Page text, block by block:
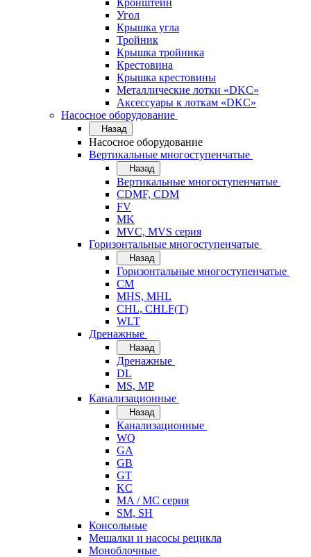
Кронштейн
Угол
Крышка угла
Тройник
Крышка тройника
Крестовина
Крышка крестовины
Металлические лотки «DKC»
Аксессуары к лоткам «DKC»
Насосное оборудование
Назад
Насосное оборудование
Вертикальные многоступенчатые
Назад
Вертикальные многоступенчатые
CDMF, CDM
FV
MK
MVC, MVS серия
Горизонтальные многоступенчатые
Назад
Горизонтальные многоступенчатые
CM
MHS, MHL
CHL, CHLF(T)
WLT
Дренажные
Назад
Дренажные
DL
MS, MP
Канализационные
Назад
Канализационные
WQ
GA
GB
GT
KC
MA / MC серия
SM, SH
Консольные
Мешалки и насосы рецикла
Моноблочные